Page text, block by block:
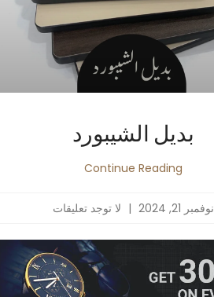
بديل الشيبورد
Continue Reading
نوفمبر 21, 2024 لا توجد تعليقات